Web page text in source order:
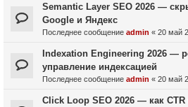
Semantic Layer SEO 2026 —
Google и Яндекс
Последнее сообщение admin « 20 май
Indexation Engineering 2026 —
управление индексацией
Последнее сообщение admin « 20 май
Click Loop SEO 2026 — как